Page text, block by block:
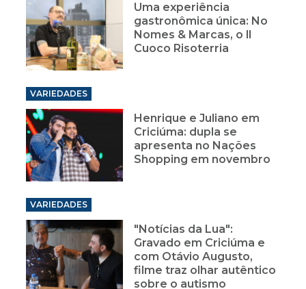
Uma experiência
gastronômica única: No
Nomes & Marcas, o ll
Cuoco Risoterria
VARIEDADES
Henrique e Juliano em
Criciúma: dupla se
apresenta no Nações
Shopping em novembro
VARIEDADES
"Notícias da Lua":
Gravado em Criciúma e
com Otávio Augusto,
filme traz olhar autêntico
sobre o autismo